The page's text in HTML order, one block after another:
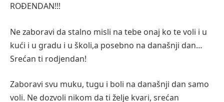
ROĐENDAN!!!
Ne zaboravi da stalno misli na tebe onaj ko te voli i u
kući i u gradu i u školi,a posebno na današnji dan…
Srećan ti rodjendan!
Zaboravi svu muku, tugu i boli na današnji dan samo
voli. Ne dozvoli nikom da ti želje kvari, srećan